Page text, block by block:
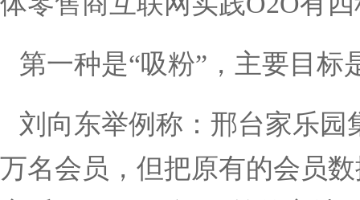
第一种是“吸粉” ，主要目
刘向东举例称：邢台家乐
万名会员，但把原有的会员